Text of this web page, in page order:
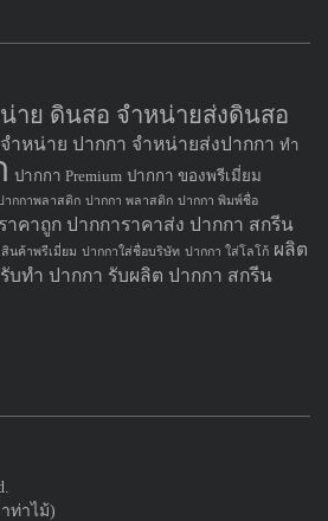
าย ดินสอ จำหน่ายส่งดินสอ
จำหน่าย ปากกา จำหน่ายส่งปากกา ทำ
ปากกา Premium ปากกา ของพรีเมี่ยม
ากกาพลาสติก ปากกา พลาสติก ปากกา พิมพ์ชื่อ
าคาถูก ปากการาคาส่ง ปากกา สกรีน
นค้าพรีเมี่ยม ปากกาใส่ชื่อบริษัท ปากกา ใส่โลโก้ ผลิต
รับทำ ปากกา รับผลิต ปากกา สกรีน
ท่าไม้)